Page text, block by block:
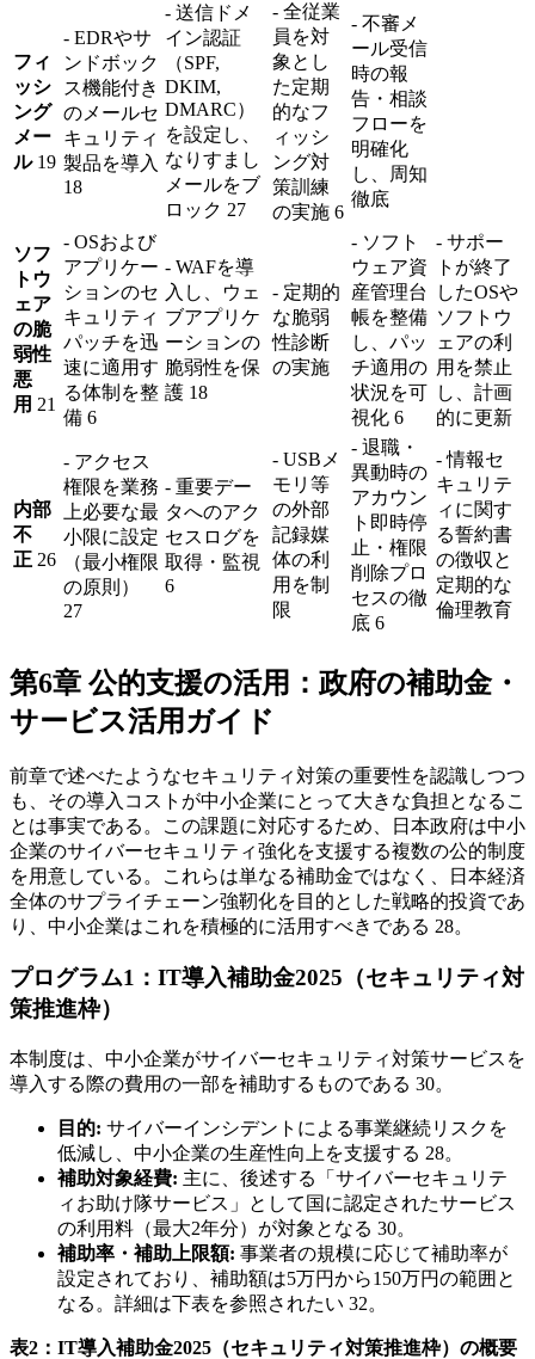
フィ
ッシ
ング
メー
ル19
- EDRやサ
ンドボック
ス機能付き
のメールセ
キュリティ
製品を導入
18
- 送信ドメ
イン認証
（SPF,
DKIM,
DMARC）
を設定し、
なりすまし
メールをブ
ロック 27
- 全従業
員を対
象とし
た定期
的なフ
ィッシ
ング対
策訓練
の実施 6
- 不審メ
ール受信
時の報
告・相談
フローを
明確化
し、周知
徹底
ソフ
トウ
ェア
の脆
弱性
悪
用 21
- OSおよび
アプリケー
ションのセ
キュリティ
パッチを迅
速に適用す
る体制を整
備 6
- WAFを導
入し、ウェ
ブアプリケ
ーションの
脆弱性を保
護 18
- 定期的
な脆弱
性診断
の実施
- ソフト
ウェア資
産管理台
帳を整備
し、パッ
チ適用の
状況を可
視化 6
- サポー
トが終了
したOSや
ソフトウ
ェアの利
用を禁止
し、計画
的に更新
内部
不
正 26
- アクセス
権限を業務
上必要な最
小限に設定
（最小権限
の原則）
27
- 重要デー
タへのアク
セスログを
取得・監視
6
- USBメ
モリ等
の外部
記録媒
体の利
用を制
限
- 退職・
異動時の
アカウン
ト即時停
止・権限
削除プロ
セスの徹
底 6
- 情報セ
キュリテ
ィに関す
る誓約書
の徴収と
定期的な
倫理教育
第6章 公的支援の活用：政府の補助金・
サービス活用ガイド
前章で述べたようなセキュリティ対策の重要性を認識しつつ
も、その導入コストが中小企業にとって大きな負担となるこ
とは事実である。この課題に対応するため、日本政府は中小
企業のサイバーセキュリティ強化を支援する複数の公的制度
を用意している。これらは単なる補助金ではなく、日本経済
全体のサプライチェーン強靭化を目的とした戦略的投資であ
り、中小企業はこれを積極的に活用すべきである 28。
プログラム1：IT導入補助金2025（セキュリティ対
策推進枠）
本制度は、中小企業がサイバーセキュリティ対策サービスを
導入する際の費用の一部を補助するものである 30。
目的: サイバーインシデントによる事業継続リスクを
低減し、中小企業の生産性向上を支援する 28。
補助対象経費: 主に、後述する「サイバーセキュリテ
ィお助け隊サービス」として国に認定されたサービス
の利用料（最大2年分）が対象となる 30。
補助率・補助上限額: 事業者の規模に応じて補助率が
設定されており、補助額は5万円から150万円の範囲と
なる。詳細は下表を参照されたい 32。
表2：IT導入補助金2025（セキュリティ対策推進枠）の概要